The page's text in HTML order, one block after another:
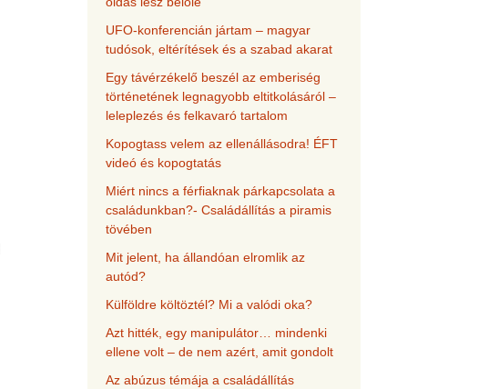
UFO-konferencián jártam – magyar
tudósok, eltérítések és a szabad akarat
Egy távérzékelő beszél az emberiség
történetének legnagyobb eltitkolásáról –
leleplezés és felkavaró tartalom
Kopogtass velem az ellenállásodra! ÉFT
videó és kopogtatás
Miért nincs a férfiaknak párkapcsolata a
családunkban?- Családállítás a piramis
tövében
Mit jelent, ha állandóan elromlik az
autód?
Külföldre költöztél? Mi a valódi oka?
Azt hitték, egy manipulátor… mindenki
ellene volt – de nem azért, amit gondolt
Az abúzus témája a családállítás